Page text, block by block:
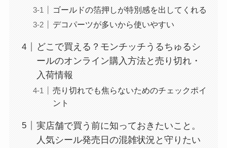
ゴールドの箔押しが特別感を出してくれる
デコパーツが多いから使いやすい
どこで買える？モンチッチうるちゅるシ
ールのオンライン購入方法と売り切れ・
入荷情報
売り切れでも焦らないためのチェックポイ
ント
実店舗で買う前に知っておきたいこと。
人気シール発売日の混雑状況と守りたい